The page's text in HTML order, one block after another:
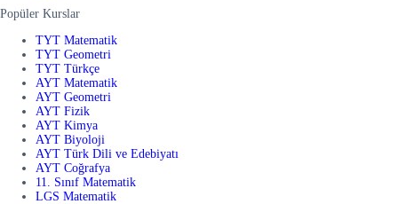
Popüler Kurslar
TYT Matematik
TYT Geometri
TYT Türkçe
AYT Matematik
AYT Geometri
AYT Fizik
AYT Kimya
AYT Biyoloji
AYT Türk Dili ve Edebiyatı
AYT Coğrafya
11. Sınıf Matematik
LGS Matematik